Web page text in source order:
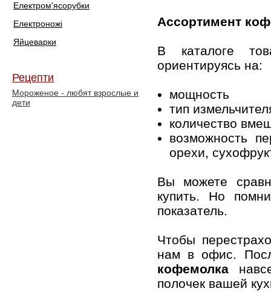
Електром'ясорубки
Електроножі
Яйцеварки
Рецепти
Мороженое - любят взрослые и
дети
Ассортимент
В каталоге
ориентируясь на:
мощность
тип
количество
возможность
орехи,
Вы можете
купить. Но
показатель.
Чтобы
нам в офис.
кофемолка
полочек вашей